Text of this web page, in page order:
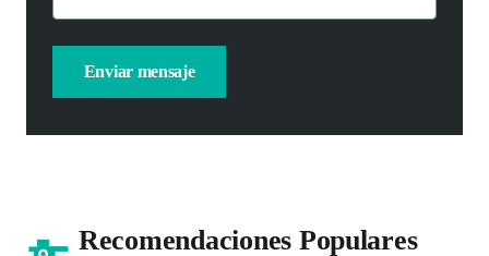
Recomendaciones Populares